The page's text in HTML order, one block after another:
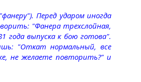
Перед ударом иногда
"Фанера трехслойная,
года выпуска к бою готова".
"Откат нормальный, все
не желаете повторить?" и